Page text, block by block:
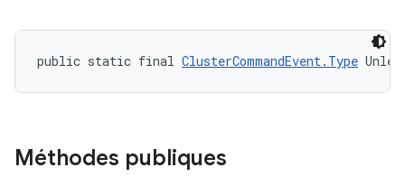
public static final ClusterCommandEvent.Type
Méthodes publiques